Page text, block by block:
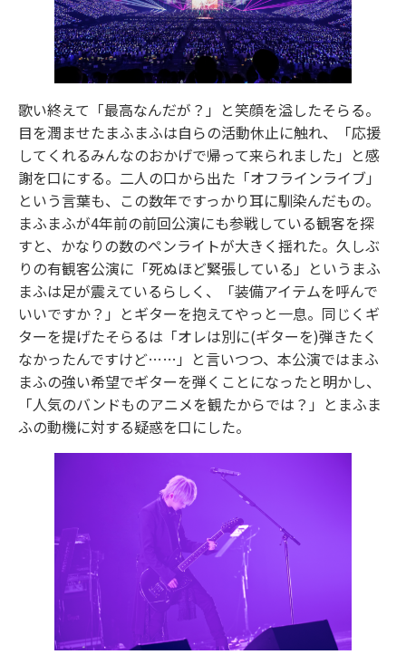
歌い終えて「最高なんだが？」と笑顔を溢したそらる。
目を潤ませたまふまふは自らの活動休止に触れ、「応援
してくれるみんなのおかげで帰って来られました」と感
謝を口にする。二人の口から出た「オフラインライブ」
という言葉も、この数年ですっかり耳に馴染んだもの。
まふまふが4年前の前回公演にも参戦している観客を探
すと、かなりの数のペンライトが大きく揺れた。久しぶ
りの有観客公演に「死ぬほど緊張している」というまふ
まふは足が震えているらしく、「装備アイテムを呼んで
いいですか？」とギターを抱えてやっと一息。同じくギ
ターを提げたそらるは「オレは別に(ギターを)弾きたく
なかったんですけど……」と言いつつ、本公演ではまふ
まふの強い希望でギターを弾くことになったと明かし、
「人気のバンドものアニメを観たからでは？」とまふま
ふの動機に対する疑惑を口にした。